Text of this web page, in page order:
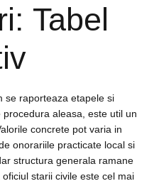
Tabel
se raporteaza etapele si
aleasa, este util un
concrete pot varia in
onorariile practicate local si
structura generala ramane
starii civile este cel mai